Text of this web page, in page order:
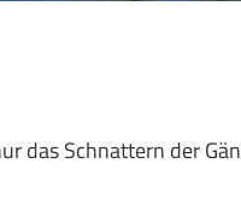
das Schnattern der